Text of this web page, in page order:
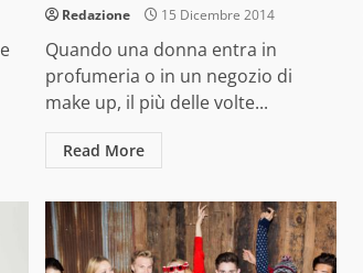
Redazione 15 Dicembre 2014
Quando una donna entra in
profumeria o in un negozio di
make up, il più delle volte...
Read More